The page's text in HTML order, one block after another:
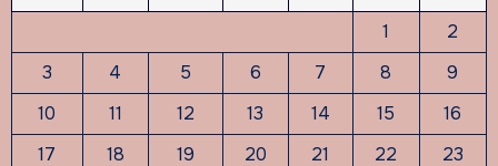
1
2
3
4 5 6 7 8
9
10
11 12 13 14 15
16
17
18 19 20 21 22
23